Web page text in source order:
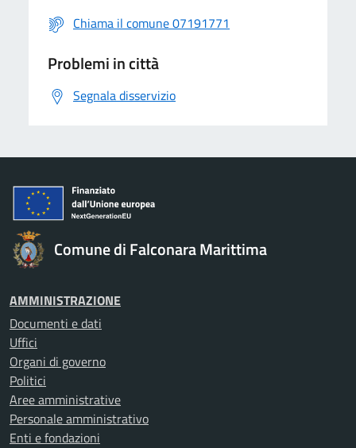
Chiama il comune 07191771
Problemi in città
Segnala disservizio
Comune di Falconara Marittima
AMMINISTRAZIONE
Documenti e dati
Uffici
Organi di governo
Politici
Aree amministrative
Personale amministrativo
Enti e fondazioni